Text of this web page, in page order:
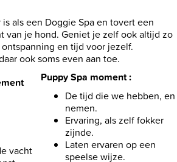
als een Doggie Spa en tovert een
van je hond. Geniet je zelf ook altijd zo
en tijd voor jezelf.
ook soms even aan toe.
vacht
Puppy Spa moment :
De tijd die we hebben, en
nemen.
Ervaring, als zelf fokker
zijnde.
Laten ervaren op een
speelse wijze.